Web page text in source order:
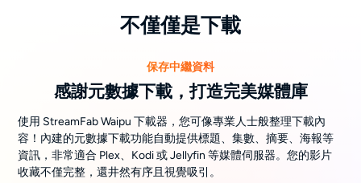
不僅僅是下載
保存中繼資料
感謝元數據下載，打造完美媒體庫
使用 StreamFab Waipu 下載器，您可像專業人士般整理下載內
容！內建的元數據下載功能自動提供標題、集數、摘要、海報等
資訊，非常適合 Plex、Kodi 或 Jellyfin 等媒體伺服器。您的影片
收藏不僅完整，還井然有序且視覺吸引。